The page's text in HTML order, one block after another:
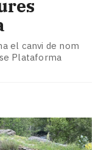
el canvi de nom
Plataforma